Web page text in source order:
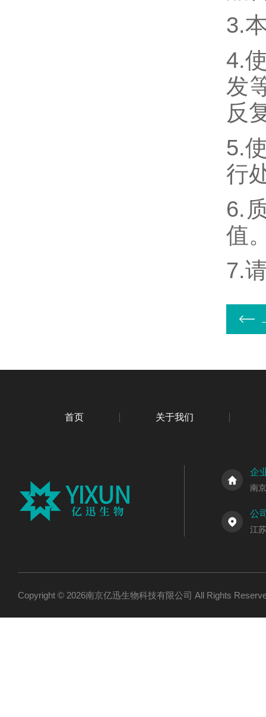
3.
4.
发
反
5.
行
6.
值
7.
首页 关于我们
企
南
公
江
Copyright © 2026南京亿迅生物科技有限公司 All Rights